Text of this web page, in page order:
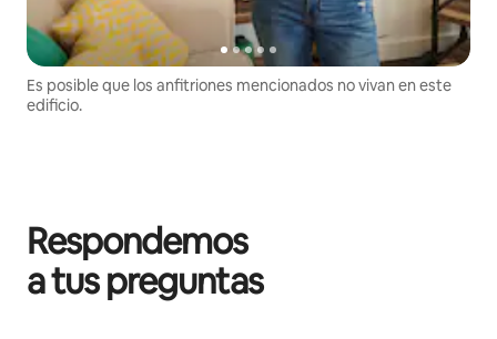
Es posible que los anfitriones mencionados no vivan en este
edificio.
Respondemos
a tus preguntas